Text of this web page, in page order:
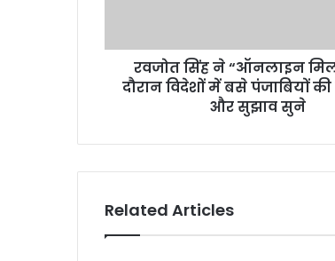
रवजोत सिंह ने “ऑनलाइन
दौरान विदेशों में बसे पंजाबियों
और सुझाव सुने
Related Articles